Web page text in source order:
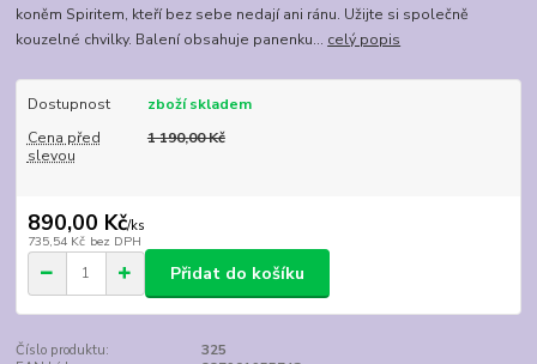
koněm Spiritem, kteří bez sebe nedají ani ránu. Užijte si společně
kouzelné chvilky. Balení obsahuje panenku... celý popis
Dostupnost
zboží skladem
Cena před
slevou
1 190,00 Kč
890,00 Kč/ks
735,54 Kč bez DPH
Přidat do košíku
Číslo produktu:
325